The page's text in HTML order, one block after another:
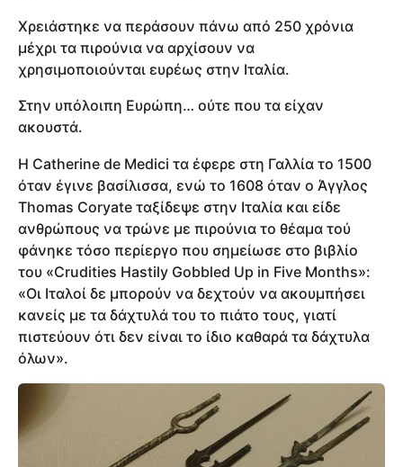
Χρειάστηκε να περάσουν πάνω από 250 χρόνια
μέχρι τα πιρούνια να αρχίσουν να
χρησιμοποιούνται ευρέως στην Ιταλία.
Στην υπόλοιπη Ευρώπη… ούτε που τα είχαν
ακουστά.
Η Catherine de Medici τα έφερε στη Γαλλία το 1500
όταν έγινε βασίλισσα, ενώ το 1608 όταν ο Άγγλος
Thomas Coryate ταξίδεψε στην Ιταλία και είδε
ανθρώπους να τρώνε με πιρούνια το θέαμα τού
φάνηκε τόσο περίεργο που σημείωσε στο βιβλίο
του «Crudities Hastily Gobbled Up in Five Months»:
«Οι Ιταλοί δε μπορούν να δεχτούν να ακουμπήσει
κανείς με τα δάχτυλά του το πιάτο τους, γιατί
πιστεύουν ότι δεν είναι το ίδιο καθαρά τα δάχτυλα
όλων».